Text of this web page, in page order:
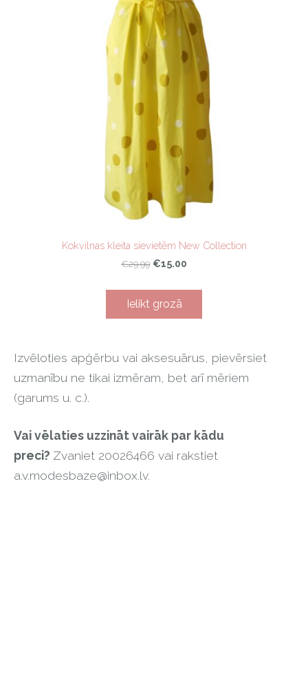
Izvēloties apģērbu vai aksesuārus, pievērsiet
uzmanību ne tikai izmēram, bet arī mēriem
(garums u. c.).
Vai vēlaties uzzināt vairāk par kādu
preci? Zvaniet 20026466 vai rakstiet
a.v.modesbaze@inbox.lv.
Kokvilnas kleita sievietēm New Collection
€29.99 €15.00
Ielikt grozā